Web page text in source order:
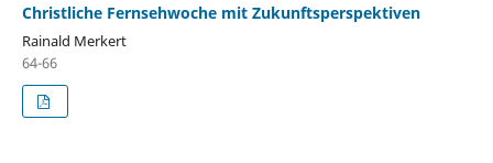
Christliche Fernsehwoche mit Zukunftsperspektiven
Rainald Merkert
64-66